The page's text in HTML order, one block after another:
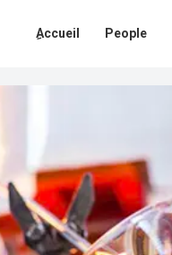
ِAccueil People